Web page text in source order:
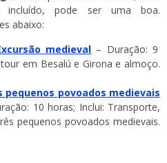
incluído, pode ser uma boa.
abaixo:
medieval – Duração: 9
em Besalú e Girona e almoço.
pequenos povoados medievais
10 horas; Inclui: Transporte,
pequenos povoados medievais.